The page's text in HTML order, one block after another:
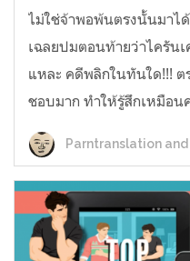
ไม่ใช่จ้าพอพ้นตรงนั้นมาไ
เฉลยปมตอนท้ายว่าไครัน
แหละ คดีพลิกในทันใด!!! ต
ชอบมาก ทำให้รู้สึกเหมือน
Parntranslation